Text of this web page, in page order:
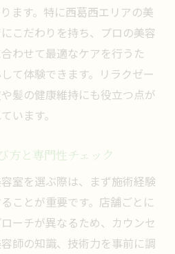
ます。特に西葛西エリアの美
こだわりを持ち、プロの美容
わせて最適なケアを行うた
て体験できます。リラクゼー
髪の健康維持にも役立つ点が
います。
方と専門性チェック
室を選ぶ際は、まず施術経験
ことが重要です。店舗ごとに
ーチが異なるため、カウンセ
師の知識、技術力を事前に調